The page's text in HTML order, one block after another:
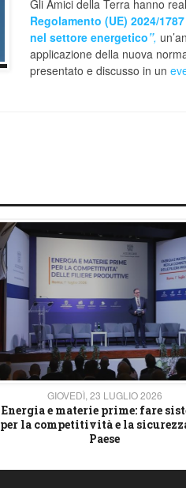
Gli Amici della Terra hanno
Regolamento (UE) 2024/
nel settore energetico”,
applicazione della nuova
presentato e discusso in un
GIOVEDÌ, 23 LUGLIO 2026
Energia e materie prime: fare
per la competitività e la
Paese